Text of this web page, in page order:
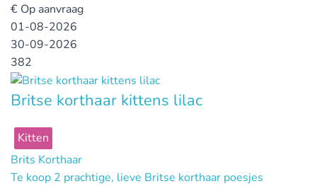
€ Op aanvraag
01-08-2026
30-09-2026
382
Britse korthaar kittens lilac
Kitten
Brits Korthaar
Te koop 2 prachtige, lieve Britse korthaar poesjes